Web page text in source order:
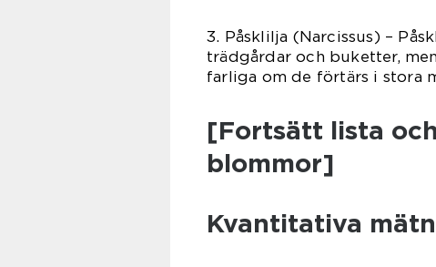
3. Påsklilja (Narcissus) –
trädgårdar och buketter,
farliga om de förtärs i stora
[Fortsätt lista
blommor]
Kvantitativa